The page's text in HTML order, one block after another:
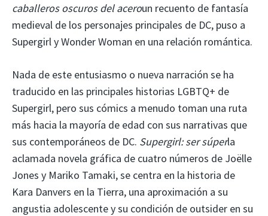
caballeros oscuros del aceroun recuento de fantasía
medieval de los personajes principales de DC, puso a
Supergirl y Wonder Woman en una relación romántica.
Nada de este entusiasmo o nueva narración se ha
traducido en las principales historias LGBTQ+ de
Supergirl, pero sus cómics a menudo toman una ruta
más hacia la mayoría de edad con sus narrativas que
sus contemporáneos de DC. Supergirl: ser súperla
aclamada novela gráfica de cuatro números de Joëlle
Jones y Mariko Tamaki, se centra en la historia de
Kara Danvers en la Tierra, una aproximación a su
angustia adolescente y su condición de outsider en su